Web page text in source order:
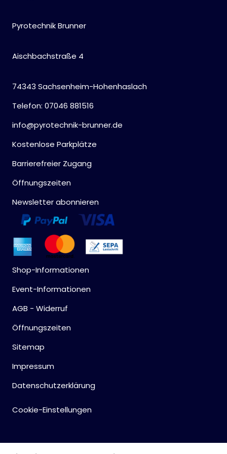
Pyrotechnik Brunner
Aischbachstraße 4
74343 Sachsenheim-Hohenhaslach
Telefon: 07046 881516
info@pyrotechnik-brunner.de
Kostenlose Parkplätze
Barrierefreier Zugang
Öffnungszeiten
Newsletter abonnieren
Shop-Informationen
Event-Informationen
AGB - Widerruf
Öffnungszeiten
Sitemap
Impressum
Datenschutzerklärung
Cookie-Einstellungen